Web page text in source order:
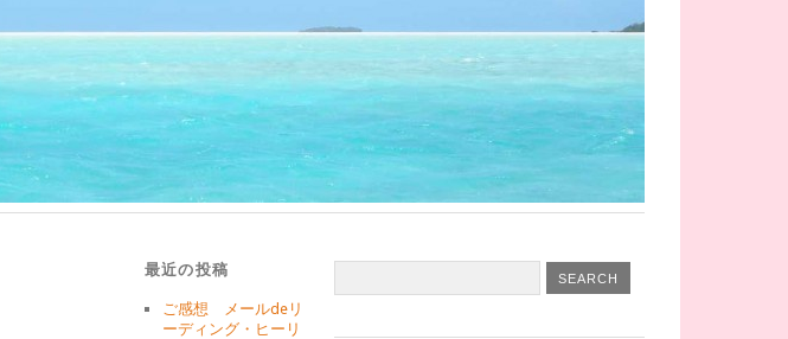
最近の投稿
ご感想 メールdeリ
ーディング・ヒーリ